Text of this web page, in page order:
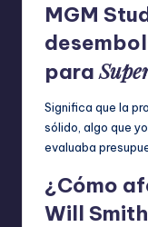
MGM
para
Significa que la
sólido, algo que
evaluaba
¿Cómo
Will